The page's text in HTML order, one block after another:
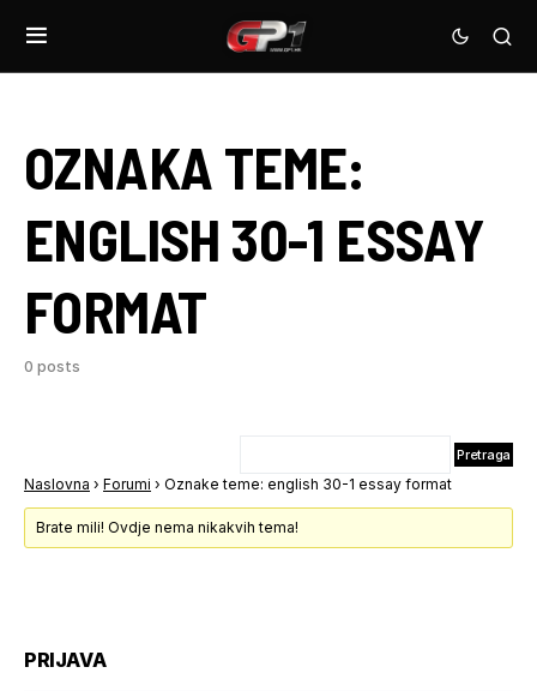
OZNAKA TEME:
ENGLISH 30-1 ESSAY
FORMAT
0 posts
Naslovna › Forumi › Oznake teme: english 30-1 essay format
Brate mili! Ovdje nema nikakvih tema!
PRIJAVA